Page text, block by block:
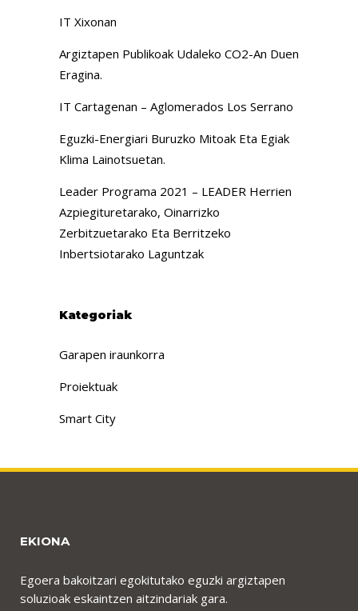
IT Xixonan
Argiztapen Publikoak Udaleko CO2-An Duen
Eragina.
IT Cartagenan – Aglomerados Los Serrano
Eguzki-Energiari Buruzko Mitoak Eta Egiak
Klima Lainotsuetan.
Leader Programa 2021 – LEADER Herrien
Azpiegituretarako, Oinarrizko
Zerbitzuetarako Eta Berritzeko
Inbertsiotarako Laguntzak
Kategoriak
Garapen iraunkorra
Proiektuak
Smart City
EKIONA
Egoera bakoitzari egokitutako eguzki argiztapen
soluzioak eskaintzen aitzindariak gara.